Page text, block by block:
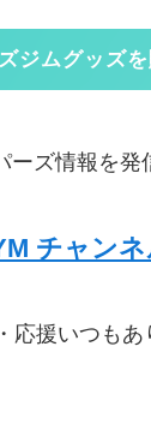
ジムグッズ
ーズ情報を発
チャン
応援いつもあ